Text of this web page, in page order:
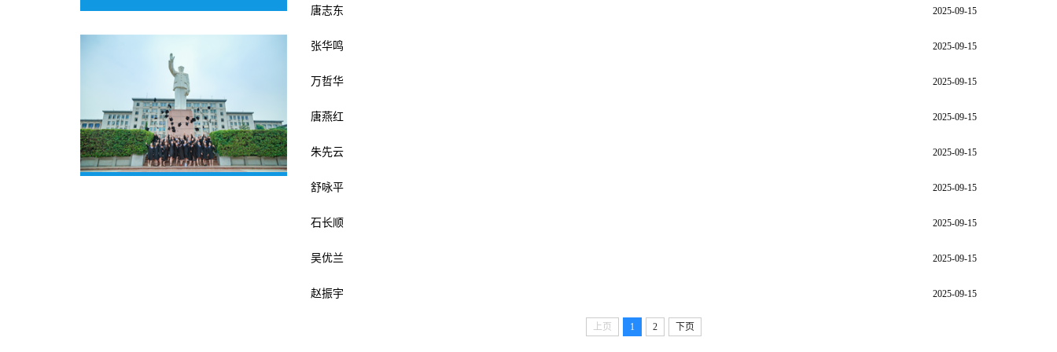
唐志东 2025-09-15
张华鸣 2025-09-15
万哲华 2025-09-15
唐燕红 2025-09-15
朱先云 2025-09-15
舒咏平 2025-09-15
石长顺 2025-09-15
吴优兰 2025-09-15
赵振宇 2025-09-15
上页 1 2 下页